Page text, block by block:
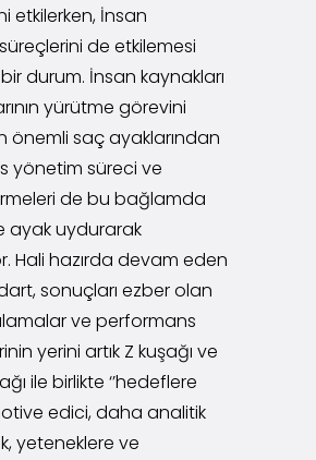
etkilerken, İnsan
de etkilemesi
bir durum. İnsan kaynakları
yürütme görevini
önemli saç ayaklarından
yönetim süreci ve
de bu bağlamda
ayak uydurarak
Hali hazırda devam eden
sonuçları ezber olan
ve performans
yerini artık Z kuşağı ve
ile birlikte ‘’hedeflere
edici, daha analitik
yeteneklere ve